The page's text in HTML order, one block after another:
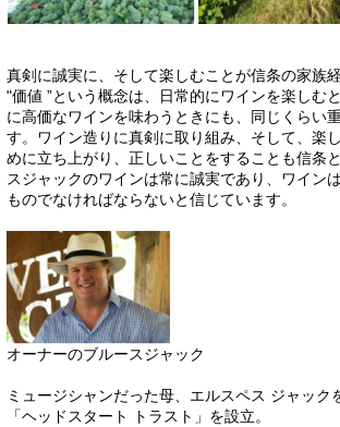
真剣に誠実に、そして楽しむことが信条の家族
"価値 ”という概念は、日常的にワインを楽しむ
に高価なワインを味わうときにも、同じくらい
す。ワイン造りに真剣に取り組み、そして、楽
めに立ち上がり、正しいことをすることも信条
スジャックのワインは常に誠実であり、ワイン
ものでなければならないと信じています。
オーナーのブルースジャック
ミュージシャンだった母、エルスペス ジャック
「ヘッドスタート トラスト」を設立。